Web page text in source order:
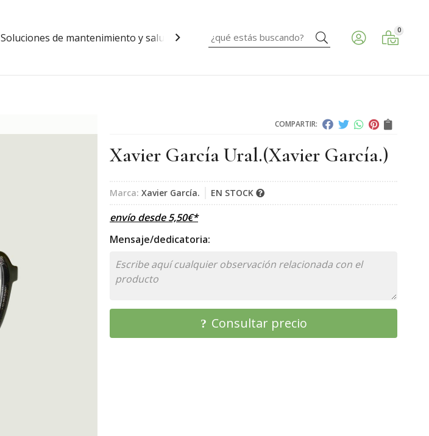
Soluciones de mantenimiento y salud ocular. Buscar 0
COMPARTIR:
Xavier García Ural.(Xavier García.)
Marca: Xavier García. EN STOCK
envío desde5,50€*
Mensaje/dedicatoria:
Consultar precio